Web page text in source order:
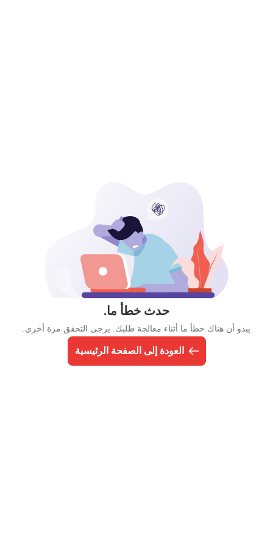
حدث خطأ ما.
يبدو أن هناك خطأ ما أثناء معالجة طلبك. يرجى التحقق مرة أخرى.
العودة إلى الصفحة الرئيسية